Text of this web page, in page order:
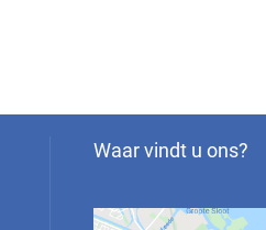
Waar vindt u ons?